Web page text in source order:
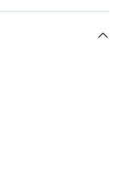
Klientel.